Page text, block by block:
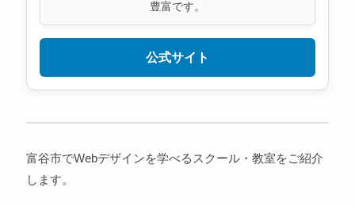
豊富です。
公式サイト
富谷市でWebデザインを学べるスクール・教室をご紹介
します。